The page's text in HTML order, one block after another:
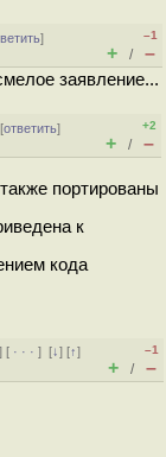
]
–1
+ / –
заявление...
ответить]
+2
+ / –
портированы
к
кода
] [ · · ·][↓] [↑]
–1
+ / –